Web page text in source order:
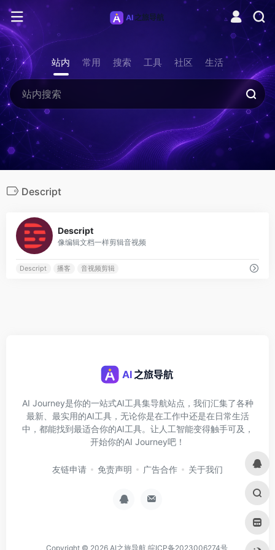
站内 常用 搜索 工具 社区 生活
Descript
Descript
像编辑文档一样剪辑音视频
Descript 播客 音视频剪辑
AI Journey是你的一站式AI工具集导航站点，我们汇集了各种
最新、最实用的AI工具，无论你是在工作中还是在日常生活
中，都能找到最适合你的AI工具。让人工智能变得触手可及，
开始你的AI Journey吧！
友链申请 免责声明 广告合作 关于我们
Copyright © 2026 AI之旅导航 皖ICP备2023006274号